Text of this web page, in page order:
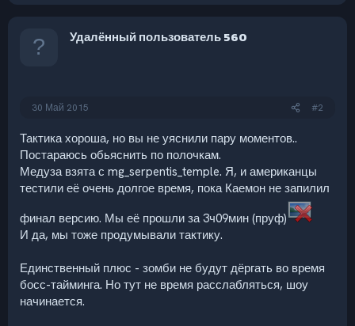
Удалённый пользователь 560
30 Май 2015 #2
Тактика хороша, но вы не уяснили пару моментов..
Постараюсь обьяснить по полочкам.
Медуза взята с mg_serpentis_temple. Я, и американцы
тестили её очень долгое время, пока Каемон не запилил
финал версию. Мы её прошли за 3ч09мин (пруф)
И да, мы тоже продумывали тактику.
Единственный плюс - зомби не будут дёргать во время
босс-тайминга. Но тут не время расслабляться, шоу
начинается.